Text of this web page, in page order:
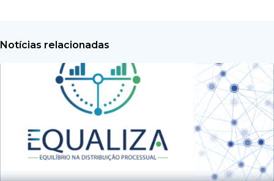
Notícias relacionadas